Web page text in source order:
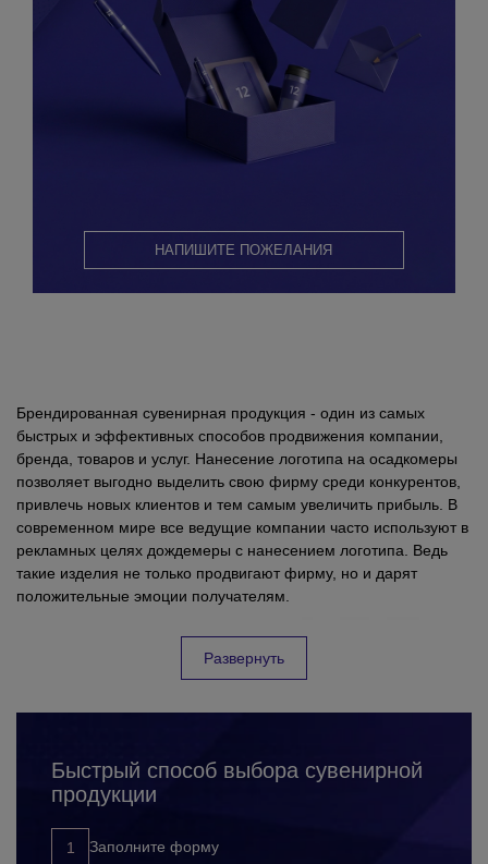
НАПИШИТЕ ПОЖЕЛАНИЯ
Брендированная сувенирная продукция - один из самых
быстрых и эффективных способов продвижения компании,
бренда, товаров и услуг. Нанесение логотипа на осадкомеры
позволяет выгодно выделить свою фирму среди конкурентов,
привлечь новых клиентов и тем самым увеличить прибыль. В
современном мире все ведущие компании часто используют в
рекламных целях дождемеры с нанесением логотипа. Ведь
такие изделия не только продвигают фирму, но и дарят
положительные эмоции получателям.
Развернуть
Быстрый способ выбора сувенирной
продукции
Заполните форму